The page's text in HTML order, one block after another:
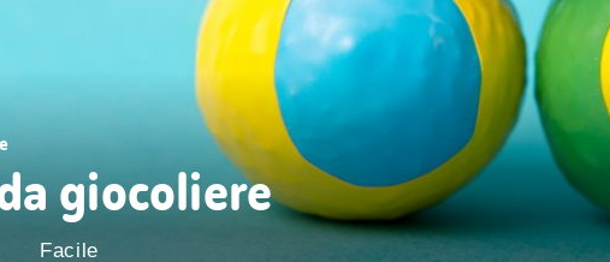
giocoliere
Facile